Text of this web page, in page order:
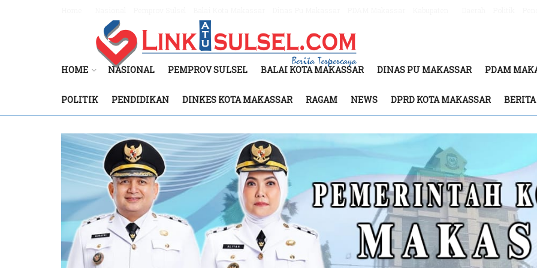
HOME NASIONAL PEMPROV SULSEL BALAI KOTA MAKASSAR DINAS PU MAKASSAR PDAM
POLITIK PENDIDIKAN DINKES KOTA MAKASSAR RAGAM NEWS DPRD KOTA MAKASSAR